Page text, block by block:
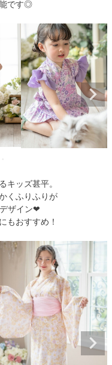
です◎
キッズ甚平。
くふりふりが
ザイン❤
もおすすめ！